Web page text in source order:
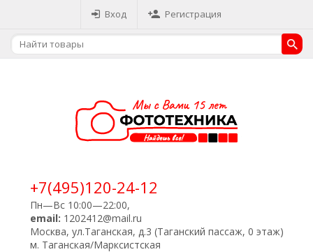
Вход Регистрация
+7(495)120-24-12
Пн—Вс 10:00—22:00,
email: 1202412@mail.ru
Москва, ул.Таганская, д.3 (Таганский пассаж, 0 этаж)
м. Таганская/Марксистская